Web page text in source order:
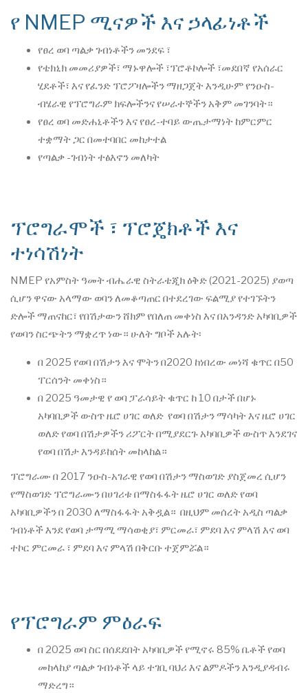
የ NMEP ሚናዎች እና ኃላፊነቶች
የፀረ ወባ ጣልቃ ገብነቶችን መንደፍ ፣
የቴክኒክ መመሪያዎች፣ ማኑዋሎች ፣ፕሮቶኮሎች ፣መደበኛ የአሰራር
ሂደቶች፣ እና የፈንድ ፕሮፖዛሎችን ማዘጋጀት እንዲሁም የንዑስ-
ብሄራዊ የፕሮግራም ክፍሎችንና የሠራተኞችን አቅም መገንባት።
የፀረ ወባ መድሐኒቶችን እና የፀረ-ተባይ ውጤታማነት ከምርምር
ተቋማት ጋር በመተባበር መከታተል
የጣልቃ -ገብነት ተፅእኖን መለካት
ፕሮግራሞች ፣ ፕሮጄክቶች እና
ተነሳሽነት
NMEP የአምስት ዓመት ብሔራዊ ስትራቴጂክ ዕቅድ (2021-2025) ያወጣ
ሲሆን ዋናው አላማው ወባን ለመቆጣጠር በተደረገው ፍልሚያ የተገኙትን
ድሎች ማጠናከር፣ የበሽታውን ሸክም የበለጠ መቀነስ እና በአንዳንድ አካባቢዎች
የወባን ስርጭትን ማቋረጥ ነው። ሁለት ግቦች አሉት፡
በ 2025 የወባ በሽታን እና ሞትን በ2020 ከነበረው መነሻ ቁጥር በ50
ፐርሰንት መቀነስ።
በ 2025 ዓመታዊ የ ወባ ፓራሳይት ቁጥር ከ 10 በታች በሆኑ
አካባቢዎች ውስጥ ዜሮ ሀገር ወለድ የወባ በሽታን ማሳካት እና ዜሮ ሀገር
ወለድ የወባ በሽታዎችን ሪፖርት በሚያደርጉ አካባቢዎች ውስጥ እንደገና
የወባ በሽታ እንዳይከሰት መከላከል።
ፕሮግራሙ በ 2017 ንዑስ-አገራዊ የወባ በሽታን ማስወገድ ያስጀመረ ሲሆን
የማስወገድ ፕሮግራሙን በሀገሪቱ በማስፋፋት ዜሮ ሀገር ወለድ የወባ
አካባቢዎችን በ 2030 ለማስፋፋት አቅዷል። በዚህም መሰረት አዲስ ጣልቃ
ገብነቶች እንደ የወባ ታማሚ ማሳወቂያ፣ ምርመራ፣ ምደባ እና ምላሽ እና ወባ
ተኮር ምርመራ ፣ ምደባ እና ምላሽ በቅርቡ ተጀምሯል።
የፕሮግራም ምዕራፍ
በ 2025 ወባ ስር በሰደደበት አካባቢዎች የሚኖሩ 85% ቤቶች የወባ
መከላከያ ጣልቃ ገብነቶች ላይ ተገቢ ባህሪ እና ልምዶችን እንዲያዳብሩ
ማድረግ።